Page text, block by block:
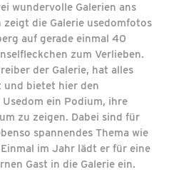
wundervolle Galerien ans
die Galerie usedomfotos
auf gerade einmal 40
zum Verlieben.
der Galerie, hat alles
und bietet hier den
ein Podium, ihre
zu zeigen. Dabei sind für
spannendes Thema wie
im Jahr lädt er für eine
Gast in die Galerie ein.